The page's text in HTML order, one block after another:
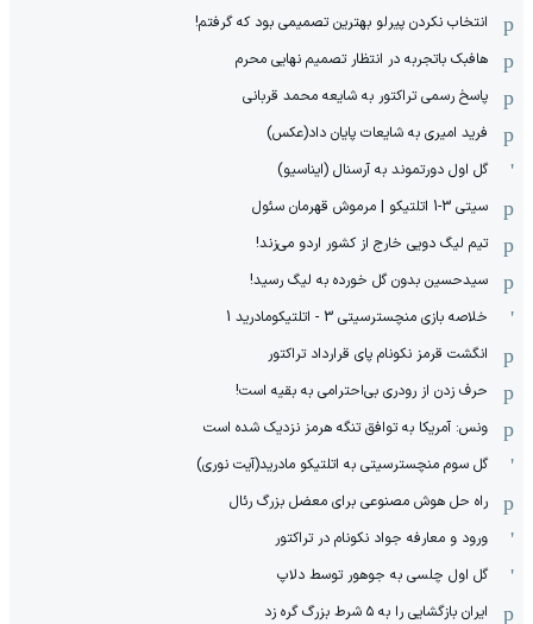
انتخاب نکردن پیرلو بهترین تصمیمی بود که گرفتم!
هافبک باتجربه در انتظار تصمیم نهایی محرم
پاسخ رسمی تراکتور به شایعه محمد قربانی
فرید امیری به شایعات پایان داد(عکس)
گل اول دورتموند به آرسنال (ایناسیو)
سیتی 3-1 اتلتیکو | مرموش قهرمان سئول
تیم لیگ دویی خارج از کشور اردو می‌زند!
سیدحسین بدون گل خورده به لیگ رسید!
خلاصه بازی منچسترسیتی 3 - اتلتیکومادرید 1
انگشت قرمز نکونام پای قرارداد تراکتور
حرف زدن از رودری بی‌احترامی به بقیه است!
ونس: آمریکا به توافق تنگه هرمز نزدیک شده است
گل سوم منچسترسیتی به اتلتیکو مادرید(آیت نوری)
راه حل هوش مصنوعی برای معضل بزرگ رئال
ورود و معارفه جواد نکونام در تراکتور
گل اول چلسی به جوهور توسط دلاپ
ایران بازگشایی را به ۵ شرط بزرگ گره زد